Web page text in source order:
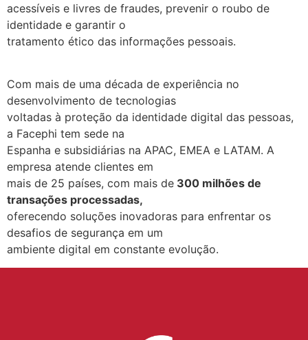
acessíveis e livres de fraudes, prevenir o roubo de
identidade e garantir o
tratamento ético das informações pessoais.
Com mais de uma década de experiência no
desenvolvimento de tecnologias
voltadas à proteção da identidade digital das pessoas,
a Facephi tem sede na
Espanha e subsidiárias na APAC, EMEA e LATAM. A
empresa atende clientes em
mais de 25 países, com mais de 300 milhões de
transações processadas,
oferecendo soluções inovadoras para enfrentar os
desafios de segurança em um
ambiente digital em constante evolução.